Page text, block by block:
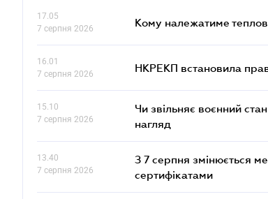
17.05
7 серпня 2026
Кому належатиме
16.01
7 серпня 2026
НКРЕКП встановила
15.10
7 серпня 2026
Чи звільняє воєнний
нагляд
13.40
7 серпня 2026
З 7 серпня змінюється
сертифікатами